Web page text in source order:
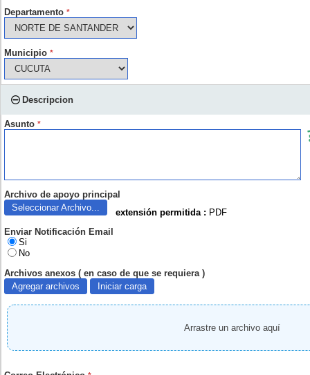
Departamento *
Municipio *
Descripcion
Asunto *
Archivo de apoyo principal
Seleccionar Archivo...
extensión permitida : PDF
Enviar Notificación Email
Si
No
Archivos anexos ( en caso de que se requiera )
Agregar archivos
Iniciar carga
Arrastre un archivo aquí